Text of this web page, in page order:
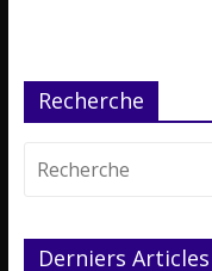
Recherche
Derniers Articles